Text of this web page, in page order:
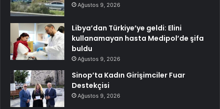
Ağustos 9, 2026
Libya’dan Türkiye’ye geldi: Elini
kullanamayan hasta Medipol’de şifa
buldu
Ağustos 9, 2026
Sinop’ta Kadın Girişimciler Fuar
Destekçisi
Ağustos 9, 2026